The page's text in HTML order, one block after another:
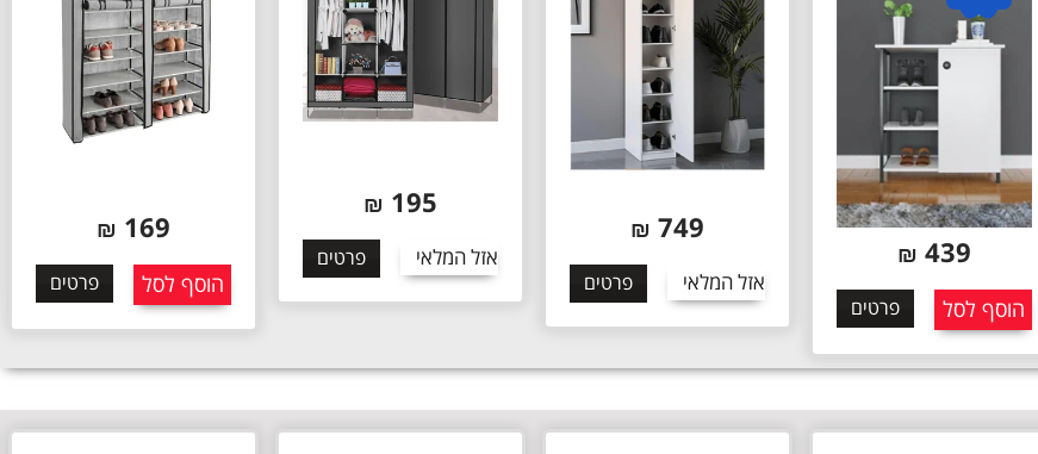
749
₪
פרטים
פרטים
הוסף לסל פרטים
פרטים